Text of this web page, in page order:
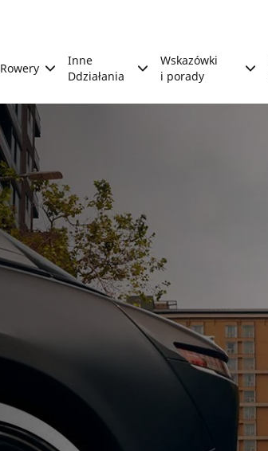
Rowery
Inne
Ddziałania
Wskazówki
i porady